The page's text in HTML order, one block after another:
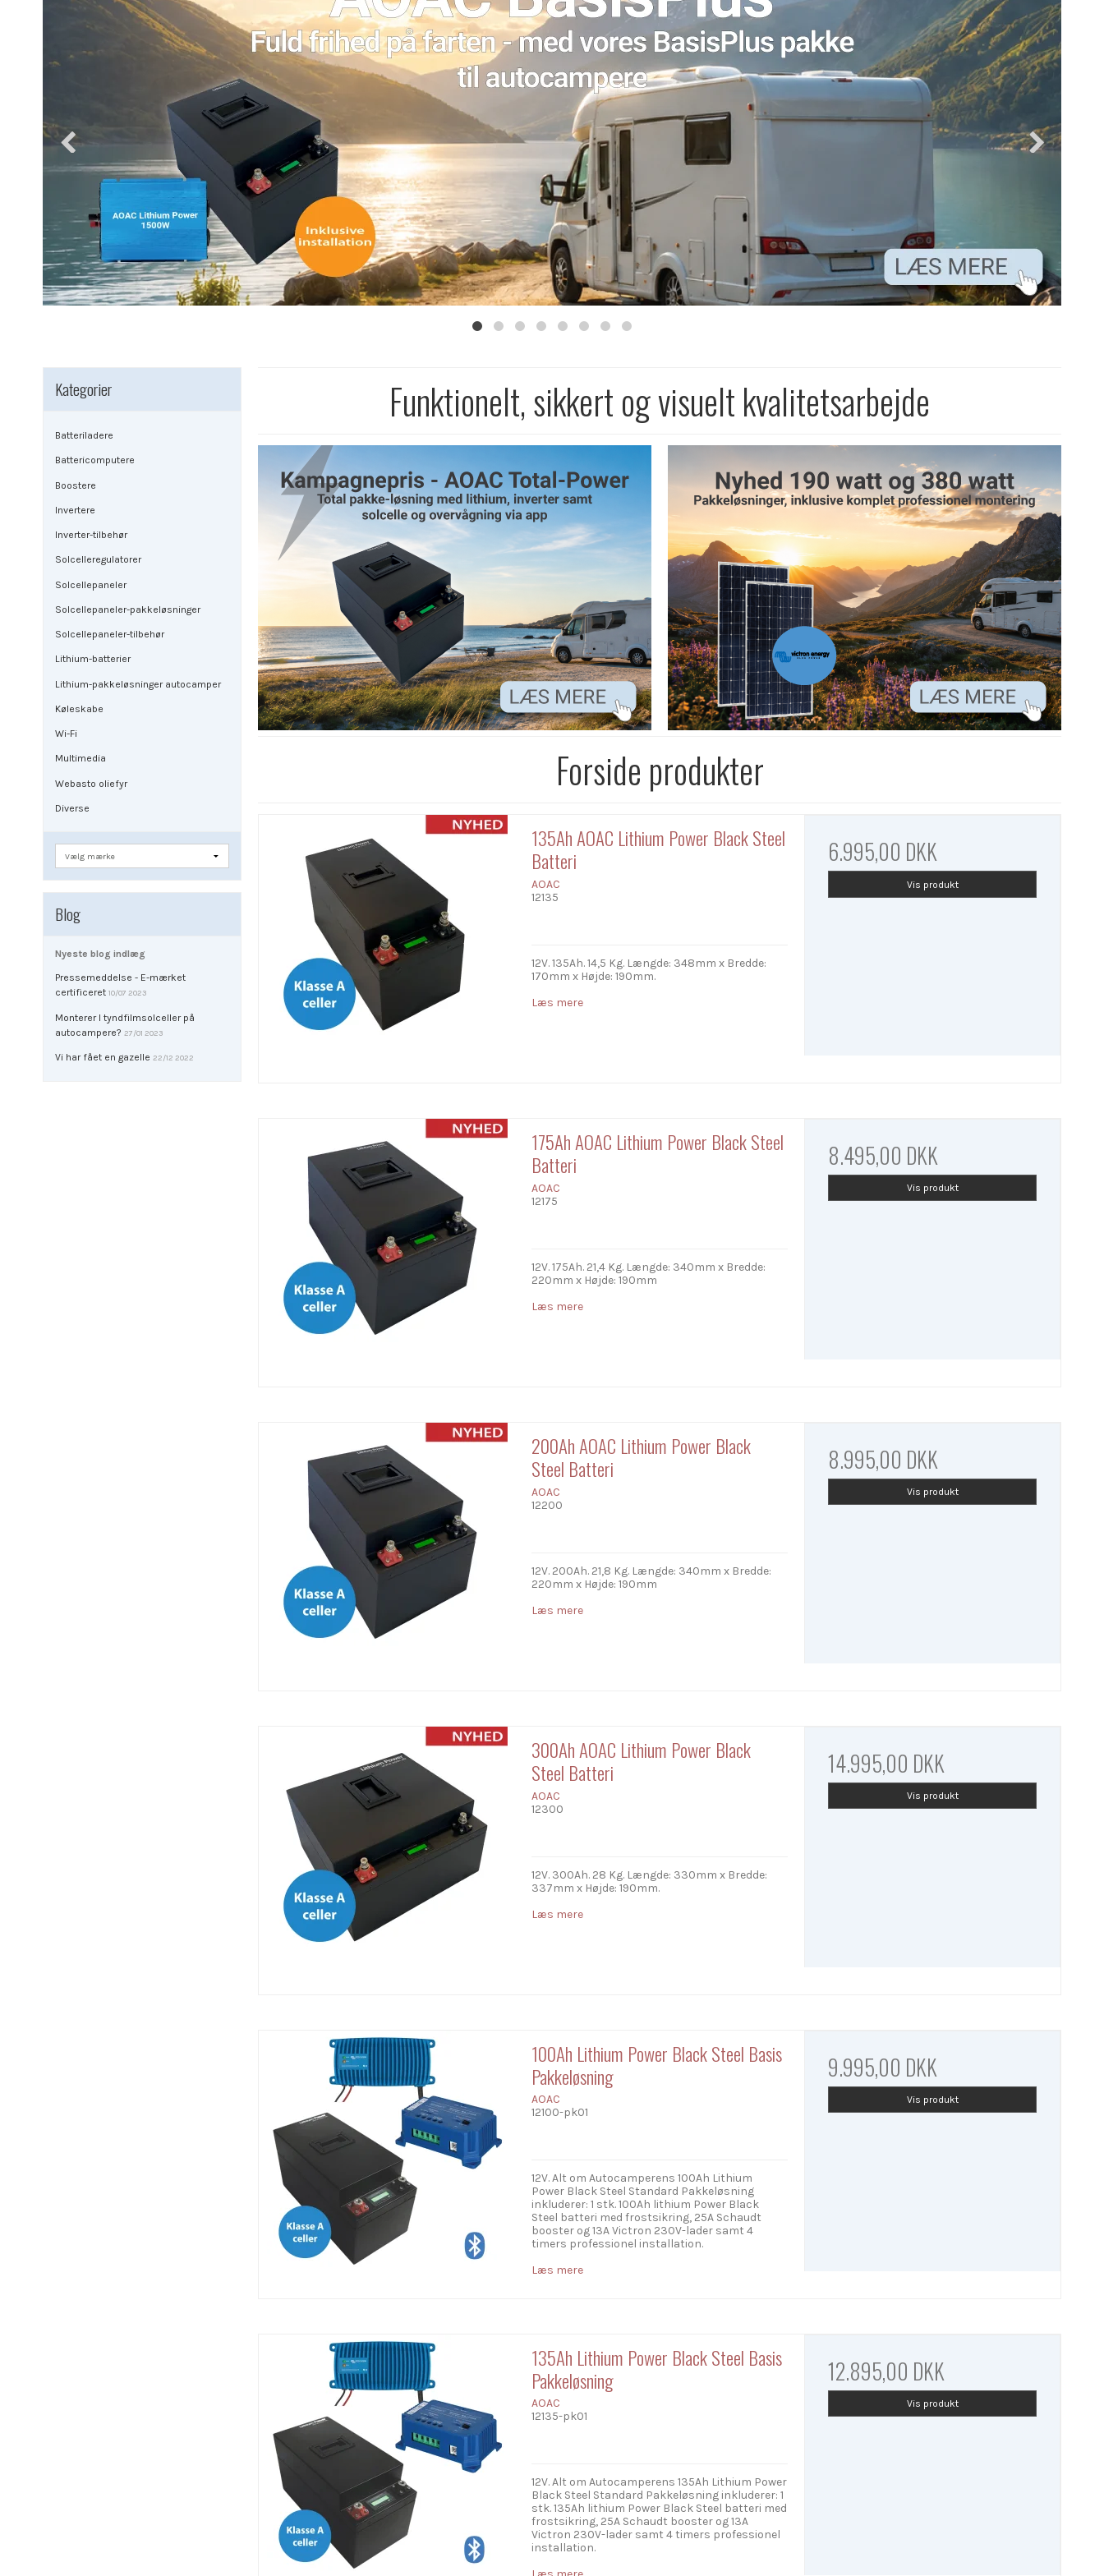
Kategorier
Batteriladere
Battericomputere
Boostere
Invertere
Inverter-tilbehør
Solcelleregulatorer
Solcellepaneler
Solcellepaneler-pakkeløsninger
Solcellepaneler-tilbehør
Lithium-batterier
Lithium-pakkeløsninger autocamper
Køleskabe
Wi-Fi
Multimedia
Webasto oliefyr
Diverse
Blog
Nyeste blog indlæg
Pressemeddelse - E-mærket
certificeret 10/07 2023
Monterer I tyndfilmsolceller på
autocampere? 27/01 2023
Vi har fået en gazelle 22/12 2022
Funktionelt, sikkert og visuelt kvalitetsarbejde
Forside produkter
135Ah AOAC Lithium Power Black Steel
Batteri
AOAC
12135
12V. 135Ah. 14,5 Kg. Længde: 348mm x Bredde:
170mm x Højde: 190mm.
Læs mere
6.995,00 DKK
Vis produkt
175Ah AOAC Lithium Power Black Steel
Batteri
AOAC
12175
12V. 175Ah. 21,4 Kg. Længde: 340mm x Bredde:
220mm x Højde: 190mm
Læs mere
8.495,00 DKK
Vis produkt
200Ah AOAC Lithium Power Black
Steel Batteri
AOAC
12200
12V. 200Ah. 21,8 Kg. Længde: 340mm x Bredde:
220mm x Højde: 190mm
Læs mere
8.995,00 DKK
Vis produkt
300Ah AOAC Lithium Power Black
Steel Batteri
AOAC
12300
12V. 300Ah. 28 Kg. Længde: 330mm x Bredde:
337mm x Højde: 190mm.
Læs mere
14.995,00 DKK
Vis produkt
100Ah Lithium Power Black Steel Basis
Pakkeløsning
AOAC
12100-pk01
12V. Alt om Autocamperens 100Ah Lithium
Power Black Steel Standard Pakkeløsning
inkluderer: 1 stk. 100Ah lithium Power Black
Steel batteri med frostsikring, 25A Schaudt
booster og 13A Victron 230V-lader samt 4
timers professionel installation.
Læs mere
9.995,00 DKK
Vis produkt
135Ah Lithium Power Black Steel Basis
Pakkeløsning
AOAC
12135-pk01
12V. Alt om Autocamperens 135Ah Lithium Power
Black Steel Standard Pakkeløsning inkluderer: 1
stk. 135Ah lithium Power Black Steel batteri med
frostsikring, 25A Schaudt booster og 13A
Victron 230V-lader samt 4 timers professionel
installation.
12.895,00 DKK
Vis produkt